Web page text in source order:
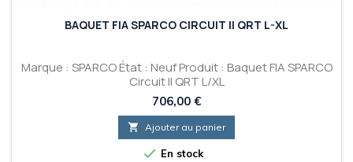
BAQUET FIA SPARCO CIRCUIT II QRT L-XL
Marque : SPARCO État : Neuf Produit : Baquet FIA SPARCO
Circuit II QRT L/XL
Prix
706,00 €
 Ajouter au panier
 En stock